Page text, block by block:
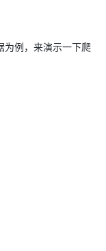
为例，来演示一下爬